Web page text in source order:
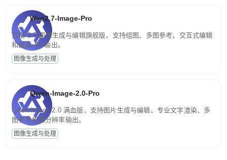
Wan2.7-Image-Pro
万相 2.7 图像生成与编辑旗舰版，支持组图、多图参考、交互式编辑
和最高 4K 输出。
图像生成与处理
Qwen-Image-2.0-Pro
Qwen-Image-2.0 满血版，支持图片生成与编辑、专业文字渲染、多
图参考和高分辨率输出。
图像生成与处理